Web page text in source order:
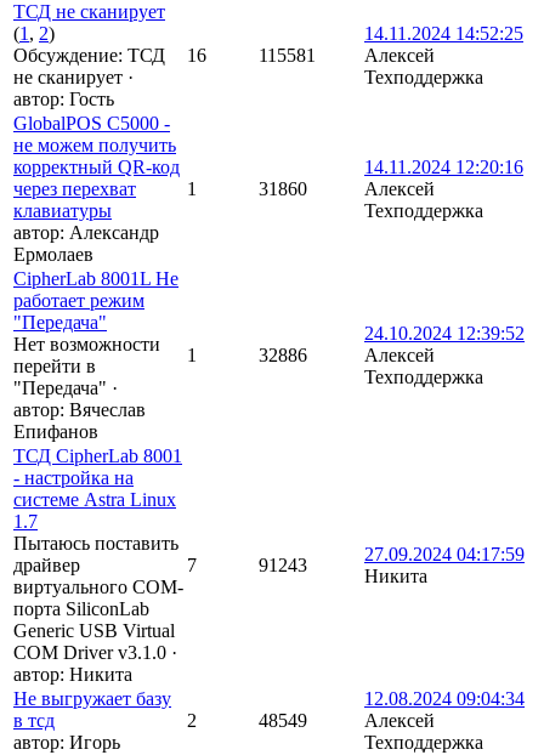
ТСД не сканирует
(1 , 2)
Обсуждение: ТСД
не сканирует ·
автор: Гость
16 115581
14.11.2024 14:52:25
Алексей
Техподдержка
GlobalPOS C5000 -
не можем получить
корректный QR-код
через перехват
клавиатуры
автор: Александр
Ермолаев
1 31860
14.11.2024 12:20:16
Алексей
Техподдержка
CipherLab 8001L Не
работает режим
"Передача"
Нет возможности
перейти в
"Передача" ·
автор: Вячеслав
Епифанов
1 32886
24.10.2024 12:39:52
Алексей
Техподдержка
ТСД CipherLab 8001
- настройка на
системе Astra Linux
1.7
Пытаюсь поставить
драйвер
виртуального COM-
порта SiliconLab
Generic USB Virtual
COM Driver v3.1.0 ·
автор: Никита
7 91243
27.09.2024 04:17:59
Никита
Не выгружает базу
в тсд
автор: Игорь
2 48549
12.08.2024 09:04:34
Алексей
Техподдержка